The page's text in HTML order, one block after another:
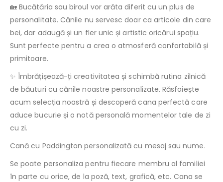
🏡 Bucătăria sau biroul vor arăta diferit cu un plus de
personalitate. Cănile nu servesc doar ca articole din care
bei, dar adaugă și un fler unic și artistic oricărui spațiu.
Sunt perfecte pentru a crea o atmosferă confortabilă și
primitoare.
✨ Îmbrățișează-ți creativitatea și schimbă rutina zilnică
de băuturi cu cănile noastre personalizate. Răsfoiește
acum selecția noastră și descoperă cana perfectă care
aduce bucurie și o notă personală momentelor tale de zi
cu zi.
Cană cu Paddington personalizată cu mesaj sau nume.
Se poate personaliza pentru fiecare membru al familiei
în parte cu orice, de la poză, text, grafică, etc. Cana se